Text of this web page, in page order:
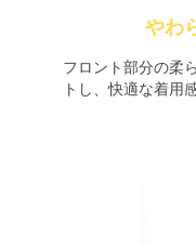
やわ
フロント部分の柔
トし、快適な着用